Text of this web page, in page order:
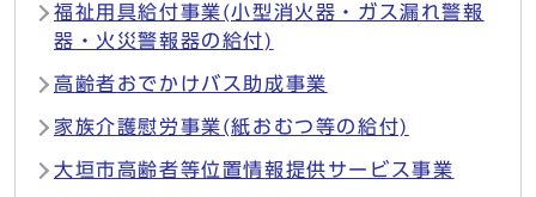
福祉用具給付事業(小型消火器・ガス漏れ警報
器・火災警報器の給付)
高齢者おでかけバス助成事業
家族介護慰労事業(紙おむつ等の給付)
大垣市高齢者等位置情報提供サービス事業